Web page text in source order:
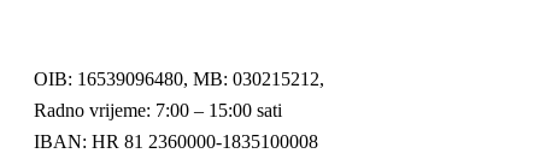
OIB: 16539096480, MB: 030215212,
Radno vrijeme: 7:00 – 15:00 sati
IBAN: HR 81 2360000-1835100008